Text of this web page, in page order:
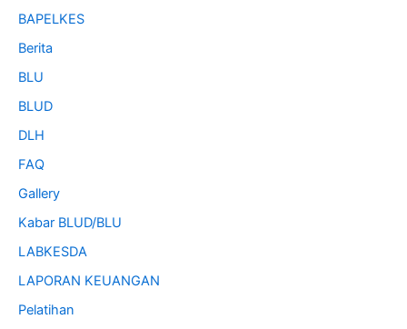
BAPELKES
Berita
BLU
BLUD
DLH
FAQ
Gallery
Kabar BLUD/BLU
LABKESDA
LAPORAN KEUANGAN
Pelatihan